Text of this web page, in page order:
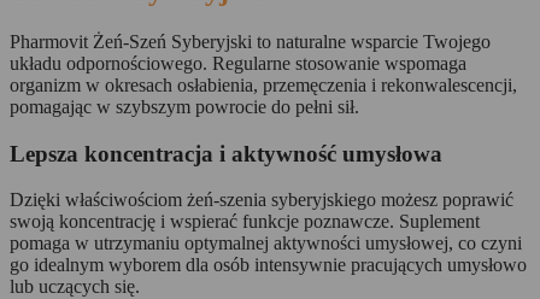
Pharmovit Żeń-Szeń Syberyjski to naturalne wsparcie Twojego
układu odpornościowego. Regularne stosowanie wspomaga
organizm w okresach osłabienia, przemęczenia i rekonwalescencji,
pomagając w szybszym powrocie do pełni sił.
Lepsza koncentracja i aktywność umysłowa
Dzięki właściwościom żeń-szenia syberyjskiego możesz poprawić
swoją koncentrację i wspierać funkcje poznawcze. Suplement
pomaga w utrzymaniu optymalnej aktywności umysłowej, co czyni
go idealnym wyborem dla osób intensywnie pracujących umysłowo
lub uczących się.